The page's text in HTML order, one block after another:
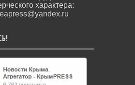
характера: